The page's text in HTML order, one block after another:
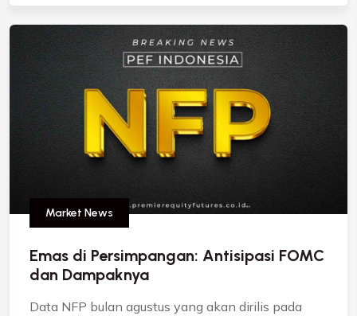
Market News
Emas di Persimpangan: Antisipasi FOMC
dan Dampaknya
Data NFP bulan agustus yang akan dirilis pada